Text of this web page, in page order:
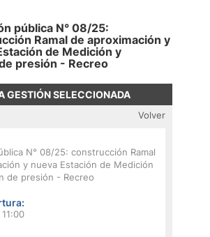
pública N° 08/25:
Ramal de aproximación y
de Medición y
presión - Recreo
GESTIÓN SELECCIONADA
Volver
N° 08/25: construcción Ramal
y nueva Estación de Medición
de presión - Recreo